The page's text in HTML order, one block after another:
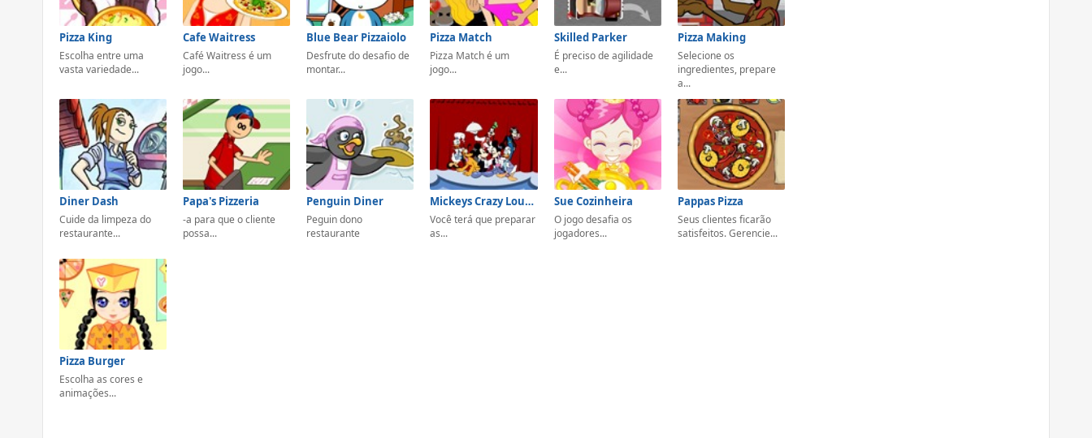
Pizza King
Escolha entre uma
vasta variedade...
Cafe Waitress
Café Waitress é um
jogo...
Blue Bear Pizzaiolo
Desfrute do desafio de
montar...
Pizza Match
Pizza Match é um
jogo...
Skilled Parker
É preciso de agilidade
e...
Pizza Making
Selecione os
ingredientes, prepare
a...
Diner Dash
Cuide da limpeza do
restaurante...
Papa's Pizzeria
-a para que o cliente
possa...
Penguin Diner
Peguin dono
restaurante
Mickeys Crazy Lounge
Você terá que preparar
as...
Sue Cozinheira
O jogo desafia os
jogadores...
Pappas Pizza
Seus clientes ficarão
satisfeitos. Gerencie...
Pizza Burger
Escolha as cores e
animações...